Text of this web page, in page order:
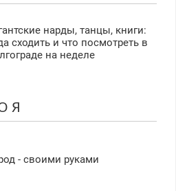
нарды, танцы, книги:
сходить и что посмотреть в
на неделе
Я
- своими руками